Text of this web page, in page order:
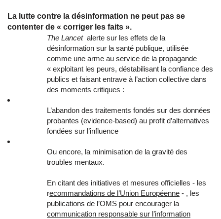
La lutte contre la désinformation ne peut pas se
contenter de « corriger les faits ».
The Lancet alerte sur les effets de la
désinformation sur la santé publique, utilisée
comme une arme au service de la propagande
« exploitant les peurs, déstabilisant la confiance des
publics et faisant entrave à l’action collective dans
des moments critiques :
L’abandon des traitements fondés sur des données
probantes (evidence-based) au profit d’alternatives
fondées sur l’influence
Ou encore, la minimisation de la gravité des
troubles mentaux.
En citant des initiatives et mesures officielles - les
recommandations de l’Union Européenne - , les
publications de l’OMS pour encourager la
communication responsable sur l’information